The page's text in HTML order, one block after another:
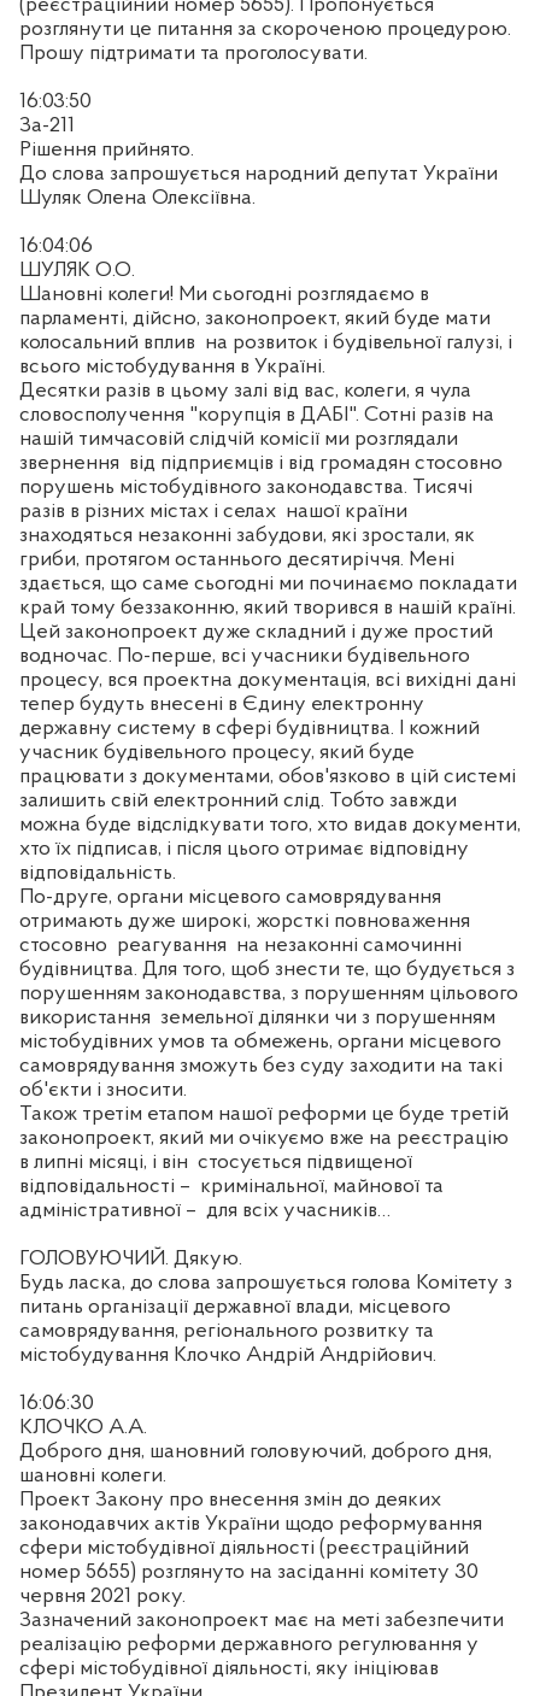
(реєстраційний номер 5655). Пропонується
розглянути це питання за скороченою процедурою.
Прошу підтримати та проголосувати.
16:03:50
За-211
Рішення прийнято.
До слова запрошується народний депутат України
Шуляк Олена Олексіївна.
16:04:06
ШУЛЯК О.О.
Шановні колеги! Ми сьогодні розглядаємо в
парламенті, дійсно, законопроект, який буде мати
колосальний вплив на розвиток і будівельної галузі, і
всього містобудування в Україні.
Десятки разів в цьому залі від вас, колеги, я чула
словосполучення "корупція в ДАБІ". Сотні разів на
нашій тимчасовій слідчій комісії ми розглядали
звернення від підприємців і від громадян стосовно
порушень містобудівного законодавства. Тисячі
разів в різних містах і селах нашої країни
знаходяться незаконні забудови, які зростали, як
гриби, протягом останнього десятиріччя. Мені
здається, що саме сьогодні ми починаємо покладати
край тому беззаконню, який творився в нашій країні.
Цей законопроект дуже складний і дуже простий
водночас. По-перше, всі учасники будівельного
процесу, вся проектна документація, всі вихідні дані
тепер будуть внесені в Єдину електронну
державну систему в сфері будівництва. І кожний
учасник будівельного процесу, який буде
працювати з документами, обов'язково в цій системі
залишить свій електронний слід. Тобто завжди
можна буде відслідкувати того, хто видав документи,
хто їх підписав, і після цього отримає відповідну
відповідальність.
По-друге, органи місцевого самоврядування
отримають дуже широкі, жорсткі повноваження
стосовно реагування на незаконні самочинні
будівництва. Для того, щоб знести те, що будується з
порушенням законодавства, з порушенням цільового
використання земельної ділянки чи з порушенням
містобудівних умов та обмежень, органи місцевого
самоврядування зможуть без суду заходити на такі
об'єкти і зносити.
Також третім етапом нашої реформи це буде третій
законопроект, який ми очікуємо вже на реєстрацію
в липні місяці, і він стосується підвищеної
відповідальності – кримінальної, майнової та
адміністративної – для всіх учасників…
ГОЛОВУЮЧИЙ. Дякую.
Будь ласка, до слова запрошується голова Комітету з
питань організації державної влади, місцевого
самоврядування, регіонального розвитку та
містобудування Клочко Андрій Андрійович.
16:06:30
КЛОЧКО А.А.
Доброго дня, шановний головуючий, доброго дня,
шановні колеги.
Проект Закону про внесення змін до деяких
законодавчих актів України щодо реформування
сфери містобудівної діяльності (реєстраційний
номер 5655) розглянуто на засіданні комітету 30
червня 2021 року.
Зазначений законопроект має на меті забезпечити
реалізацію реформи державного регулювання у
сфері містобудівної діяльності, яку ініціював